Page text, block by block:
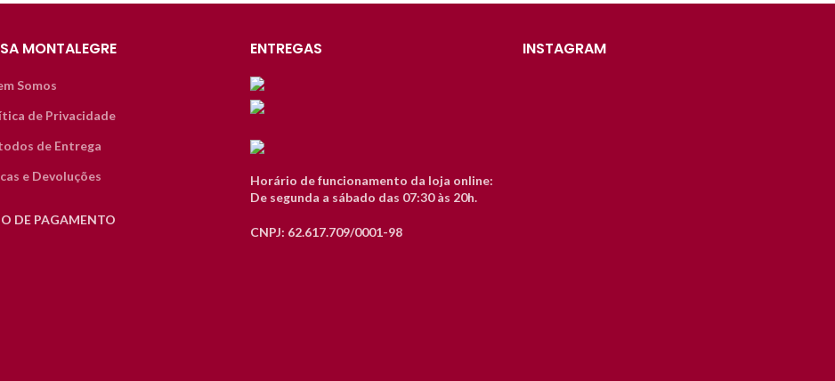
MONTALEGRE
Somos
de Privacidade
de Entrega
e Devoluções
DE PAGAMENTO
ENTREGAS
Horário de funcionamento da loja online:
De segunda a sábado das 07:30 às 20h.
CNPJ: 62.617.709/0001-98
INSTAGRAM